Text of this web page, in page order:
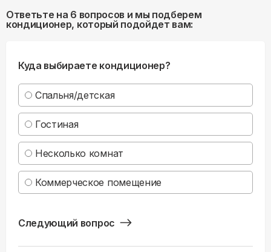
Ответьте на 6 вопросов и мы подберем
кондиционер, который подойдет вам:
Куда выбираете кондиционер?
Спальня/детская
Гостиная
Несколько комнат
Коммерческое помещение
Следующий вопрос